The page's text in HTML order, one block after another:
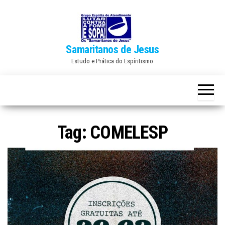
Samaritanos de Jesus
Estudo e Prática do Espíritismo
Tag: COMELESP